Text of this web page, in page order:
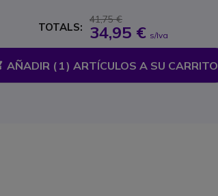
TOTALS:
41,75 €
34,95 € s/Iva
AÑADIR ( 1) ARTÍCULOS A SU CARRITO